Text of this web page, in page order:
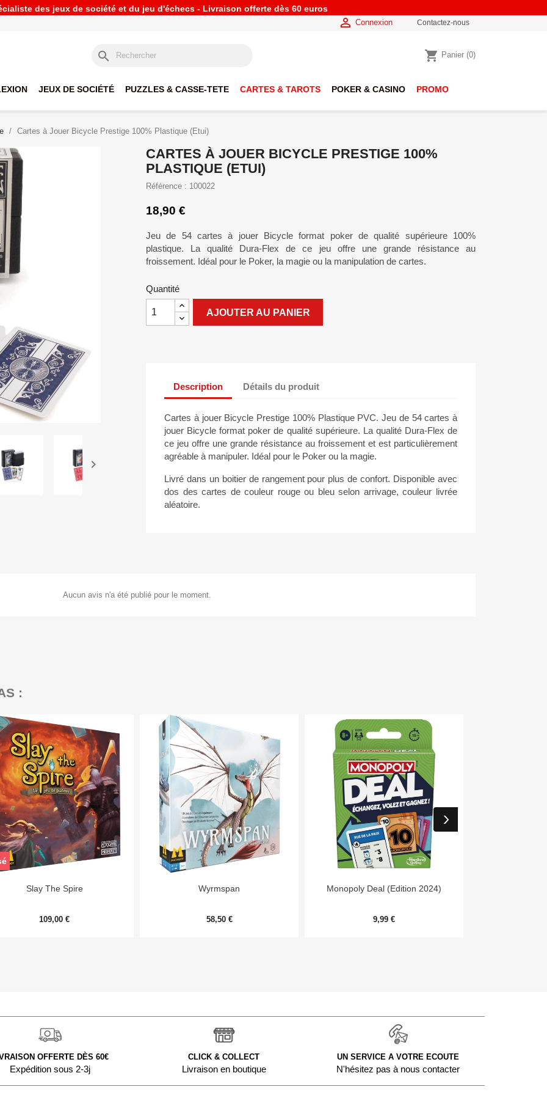
des jeux de société et du jeu d'échecs - Livraison offerte dès 60 euros
 Connexion Contactez-nous
search shopping_cart Panier (0)
JEUX DE SOCIÉTÉ PUZZLES & CASSE-TETE CARTES & TAROTS POKER & CASINO PROMO
Cartes à Jouer Bicycle Prestige 100% Plastique (Etui)

CARTES À JOUER BICYCLE PRESTIGE 100%
PLASTIQUE (ETUI)
Référence : 100022
18,90 €
Jeu de 54 cartes à jouer Bicycle format poker de qualité supérieure 100%
plastique. La qualité Dura-Flex de ce jeu offre une grande résistance au
froissement. Idéal pour le Poker, la magie ou la manipulation de cartes.
Quantité
AJOUTER AU PANIER
Description Détails du produit
Cartes à jouer Bicycle Prestige 100% Plastique PVC. Jeu de 54 cartes à
jouer Bicycle format poker de qualité supérieure. La qualité Dura-Flex de
ce jeu offre une grande résistance au froissement et est particulièrement
agréable à manipuler. Idéal pour le Poker ou la magie.
Livré dans un boitier de rangement pour plus de confort. Disponible avec
dos des cartes de couleur rouge ou bleu selon arrivage, couleur livrée
aléatoire.
Aucun avis n'a été publié pour le moment.
:
Aperçu rapide
Slay The Spire
109,00 €
Aperçu rapide
Wyrmspan
58,50 €
Aperçu rapide
Monopoly Deal (Edition 2024)
9,99 €
OFFERTE DÈS 60€
Expédition sous 2-3j
CLICK & COLLECT
Livraison en boutique
UN SERVICE A VOTRE ECOUTE
N'hésitez pas à nous contacter